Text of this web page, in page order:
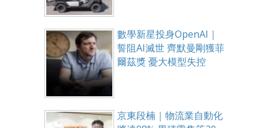
數學新星投身OpenAI｜
誓阻AI滅世 齊默曼剛獲菲
爾茲獎 憂大模型失控
京東段楠｜物流業自動化